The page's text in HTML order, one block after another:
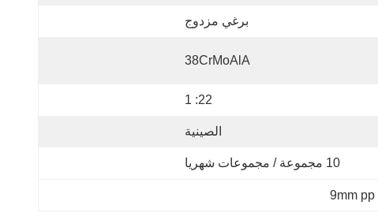
برغي مزدوج
38CrMoAlA
22: 1
الصينية
10 مجموعة / مجموعات شهريا